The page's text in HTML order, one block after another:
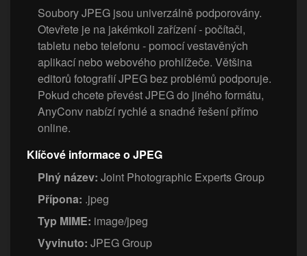
Soubory JPEG jsou univerzálně podporovány.
Otevřete je na jakémkoli zařízení - počítači,
tabletu nebo telefonu - pomocí vestavěných
aplikací nebo webového prohlížeče. Většina
editorů fotografií JPEG bez problémů podporuje.
Pokud chcete převést JPEG do jiného formátu,
AnyConv nabízí rychlé a snadné řešení přímo
online.
Klíčové informace o JPEG
Plný název: Joint Photographic Experts Group
Přípona: .jpeg
Typ MIME: image/jpeg
Vyvinuto: JPEG Group